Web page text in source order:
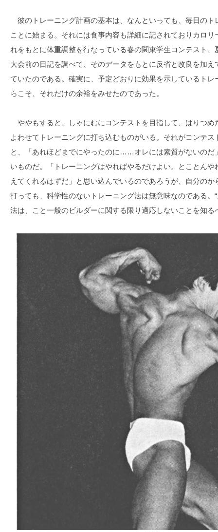
彼のトレーニング計画の基本は、なんといっても、毎日のト
ことに始まる。それには食事内容も詳細に記されておりカロ
れをもとに体重調整を行なっている春の関東学生コンテスト
大会前の日記を調べて、そのデータをもとに反省と改良を加
ていたのである。確実に、予定どおりに効果を示しているト
らこそ、それだけの余裕をみせたのであった。
ややもすると、しゃにむにコンテストを目指して、はりつめ
よわせてトレーニングに打ち込むものがいる。それがコンテ
と、「あれほどまでにやったのに……オレには素質がないのだ
いものだ。「トレーニングはやればやるだけよい。とことん
えてくれるはずだ」と思い込んでいるのであろうが、自分の
打っても、科学性のないトレーニング法は無意味なのである。
法は、こと一般のビルダーに関する限り適応しないことを知る